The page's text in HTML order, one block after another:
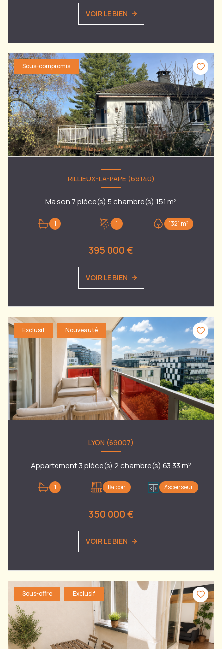
VOIR LE BIEN
Sous-compromis
RILLIEUX-LA-PAPE (69140)
Maison 7 pièce(s) 5 chambre(s) 151 m²
1 1 1321 m²
395 000 €
VOIR LE BIEN
Exclusif Nouveauté
LYON (69007)
Appartement 3 pièce(s) 2 chambre(s) 63.33 m²
1 Balcon Ascenseur
350 000 €
VOIR LE BIEN
Sous-offre Exclusif